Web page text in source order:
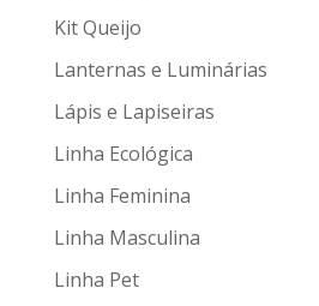
Kit Queijo
Lanternas e Luminárias
Lápis e Lapiseiras
Linha Ecológica
Linha Feminina
Linha Masculina
Linha Pet